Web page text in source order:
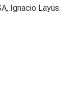
Ignacio Layús.